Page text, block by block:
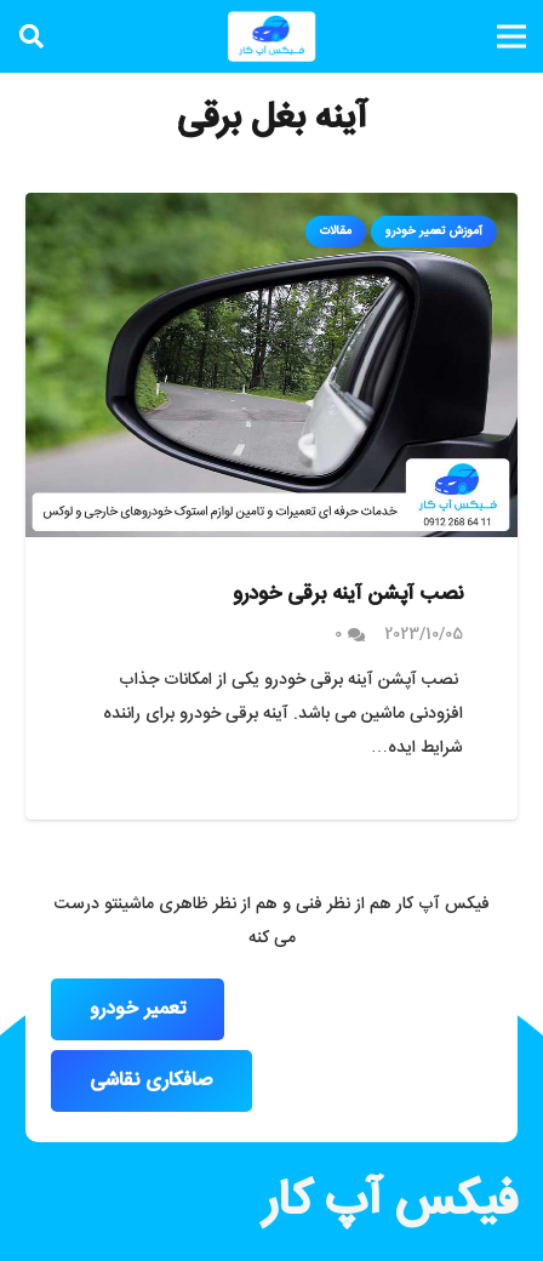
آینه بغل برقی
آموزش تعمیر خودرو مقالات
نصب آپشن آینه برقی خودرو
2023/10/05
0
نصب آپشن آینه برقی خودرو یکی از امکانات جذاب
افزودنی ماشین می باشد. آینه برقی خودرو برای راننده
شرایط ایده…
فیکس آپ کار هم از نظر فنی و هم از نظر ظاهری ماشینتو درست
می کنه
تعمیر خودرو
صافکاری نقاشی
فیکس آپ کار